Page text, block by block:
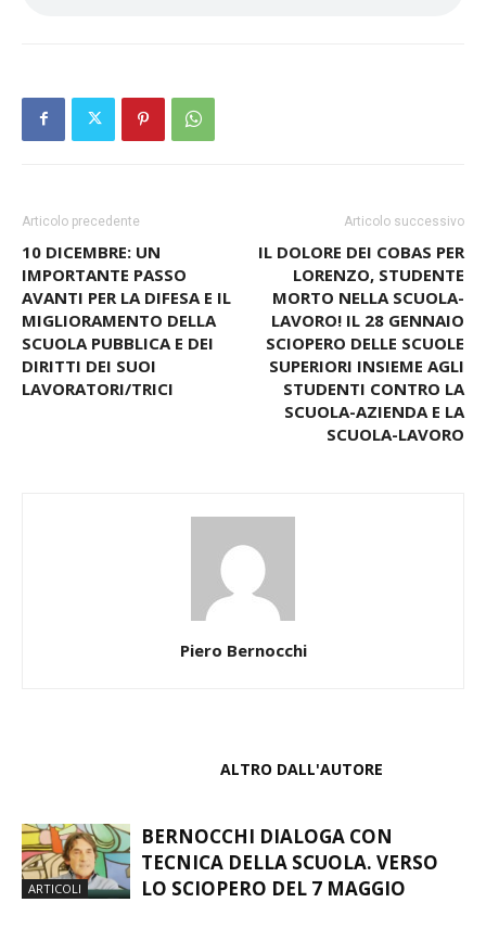
Articolo precedente
10 DICEMBRE: UN
IMPORTANTE PASSO
AVANTI PER LA DIFESA E IL
MIGLIORAMENTO DELLA
SCUOLA PUBBLICA E DEI
DIRITTI DEI SUOI
LAVORATORI/TRICI
Articolo successivo
IL DOLORE DEI COBAS PER
LORENZO, STUDENTE
MORTO NELLA SCUOLA-
LAVORO! IL 28 GENNAIO
SCIOPERO DELLE SCUOLE
SUPERIORI INSIEME AGLI
STUDENTI CONTRO LA
SCUOLA-AZIENDA E LA
SCUOLA-LAVORO
Piero Bernocchi
ALTRO DALL'AUTORE
ARTICOLI
BERNOCCHI DIALOGA CON
TECNICA DELLA SCUOLA. VERSO
LO SCIOPERO DEL 7 MAGGIO